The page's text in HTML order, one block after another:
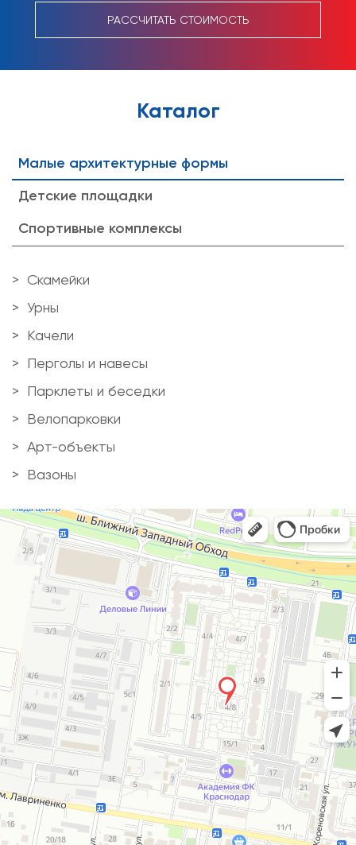
РАССЧИТАТЬ СТОИМОСТЬ
Каталог
Малые архитектурные формы
Детские площадки
Спортивные комплексы
Скамейки
Урны
Качели
Перголы и навесы
Парклеты и беседки
Велопарковки
Арт-объекты
Вазоны